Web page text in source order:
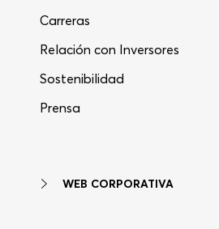
Carreras
Relación con Inversores
Sostenibilidad
Prensa
WEB CORPORATIVA